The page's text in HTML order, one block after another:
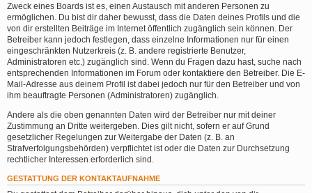
Zweck eines Boards ist es, einen Austausch mit anderen Personen zu
ermöglichen. Du bist dir daher bewusst, dass die Daten deines Profils und die
von dir erstellten Beiträge im Internet öffentlich zugänglich sein können. Der
Betreiber kann jedoch festlegen, dass einzelne Informationen nur für einen
eingeschränkten Nutzerkreis (z. B. andere registrierte Benutzer,
Administratoren etc.) zugänglich sind. Wenn du Fragen dazu hast, suche nach
entsprechenden Informationen im Forum oder kontaktiere den Betreiber. Die E-
Mail-Adresse aus deinem Profil ist dabei jedoch nur für den Betreiber und von
ihm beauftragte Personen (Administratoren) zugänglich.
Andere als die oben genannten Daten wird der Betreiber nur mit deiner
Zustimmung an Dritte weitergeben. Dies gilt nicht, sofern er auf Grund
gesetzlicher Regelungen zur Weitergabe der Daten (z. B. an
Strafverfolgungsbehörden) verpflichtet ist oder die Daten zur Durchsetzung
rechtlicher Interessen erforderlich sind.
GESTATTUNG DER KONTAKTAUFNAHME